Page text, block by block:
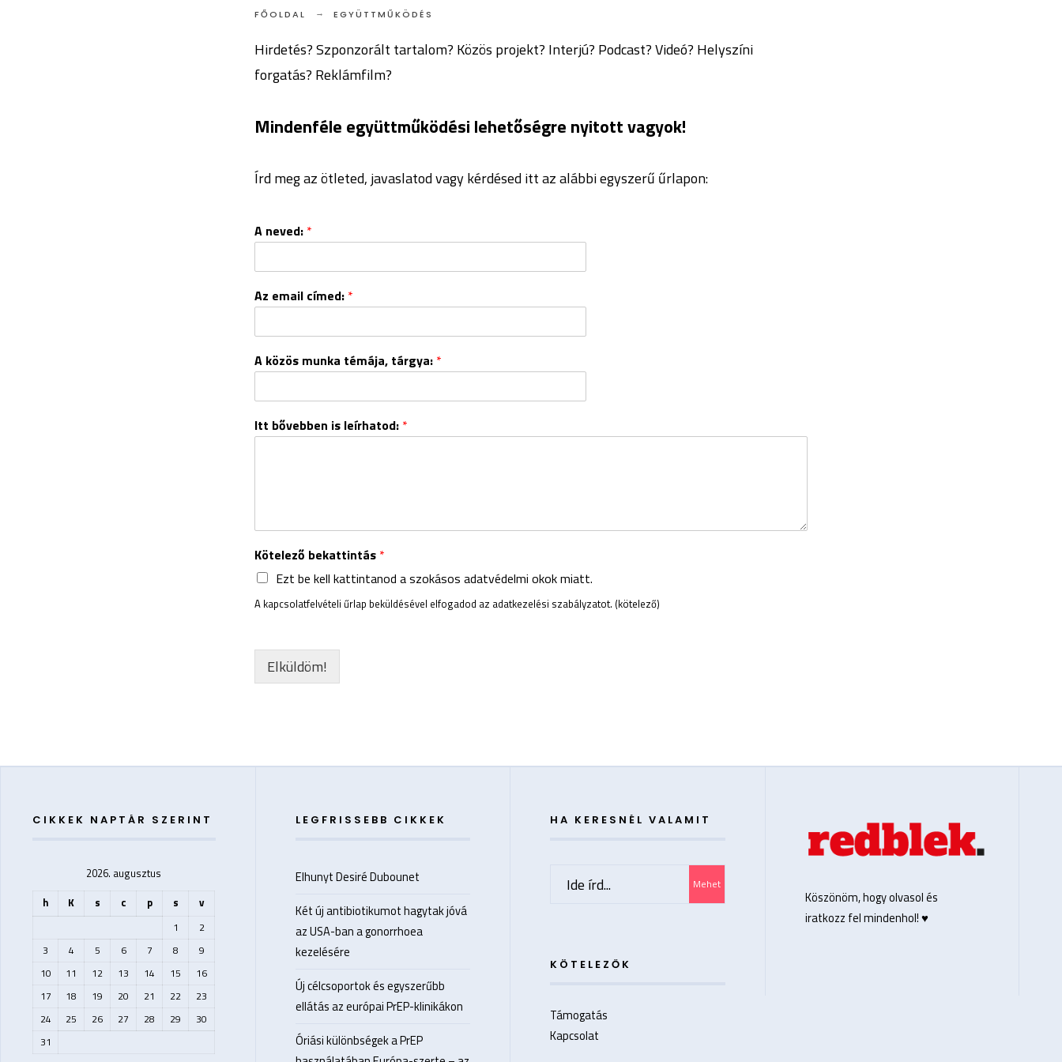
FŐOLDAL EGYÜTTMŰKÖDÉS
Hirdetés? Szponzorált tartalom? Közös projekt? Interjú? Podcast? Videó? Helyszíni
forgatás? Reklámfilm?
Mindenféle együttműködési lehetőségre nyitott vagyok!
Írd meg az ötleted, javaslatod vagy kérdésed itt az alábbi egyszerű űrlapon:
A neved: *
Az email címed: *
A közös munka témája, tárgya: *
Itt bővebben is leírhatod: *
Kötelező bekattintás *
Ezt be kell kattintanod a szokásos adatvédelmi okok miatt.
A kapcsolatfelvételi űrlap beküldésével elfogadod az adatkezelési szabályzatot. (kötelező)
Elküldöm!
CIKKEK NAPTÁR SZERINT
2026. augusztus
h
K s c p s v
1
2
3
4 5 6 7 8
9
10
11 12 13 14 15
16
17
18 19 20 21 22
23
24
25 26 27 28 29
30
31
LEGFRISSEBB CIKKEK
Elhunyt Desiré Dubounet
Két új antibiotikumot hagytak jóvá
az USA-ban a gonorrhoea
kezelésére
Új célcsoportok és egyszerűbb
ellátás az európai PrEP-klinikákon
Óriási különbségek a PrEP
HA KERESNÉL VALAMIT
Mehet
KÖTELEZŐK
Támogatás
Kapcsolat
Köszönöm, hogy olvasol és
iratkozz fel mindenhol! ♥️